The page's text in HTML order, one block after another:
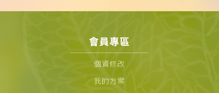
會員專區
個資修改
我的方案